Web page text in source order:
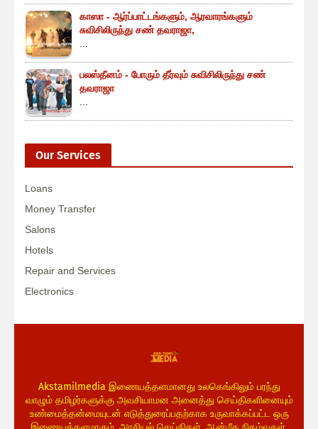
காஸா - ஆர்ப்பாட்டங்களும், ஆரவாரங்களும்
சுவிசிலிருந்து சண் தவராஜா,
பலஸ்தீனம் - போரும் தீர்வும் சுவிசிலிருந்து சண்
தவராஜா
Our Services
Loans
Money Transfer
Salons
Hotels
Repair and Services
Electronics
Akstamilmedia இணையத்தளமானது உலகெங்கிலும் பரந்து
வாழும் தமிழர்களுக்கு அவசியாமன அனைத்து செய்திகளினையும்
உண்மைத்தன்மையுடன் எடுத்துரைப்பதற்காக உருவாக்கப்பட்ட ஒரு